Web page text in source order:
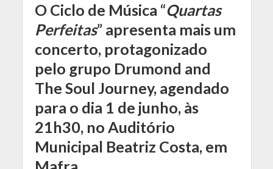
O Ciclo de Música “Quartas
Perfeitas” apresenta mais um
concerto, protagonizado
pelo grupo Drumond and
The Soul Journey, agendado
para o dia 1 de junho, às
21h30, no Auditório
Municipal Beatriz Costa, em